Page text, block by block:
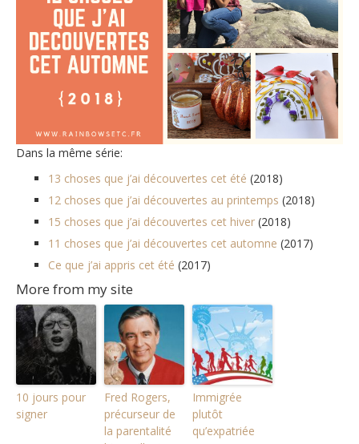
Dans la même série:
13 choses que j’ai découvertes cet été (2018)
12 choses que j’ai découvertes au printemps (2018)
15 choses que j’ai découvertes cet hiver (2018)
11 choses que j’ai découvertes cet automne (2017)
Ce que j’ai appris cet été (2017)
More from my site
10 jours pour
signer
Fred Rogers,
précurseur de
la parentalité
Immigrée
plutôt
qu’expatriée